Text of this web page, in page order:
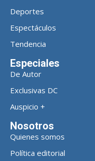
Deportes
Espectáculos
Tendencia
Especiales
De Autor
Exclusivas DC
Auspicio +
Nosotros
Quienes somos
Política editorial